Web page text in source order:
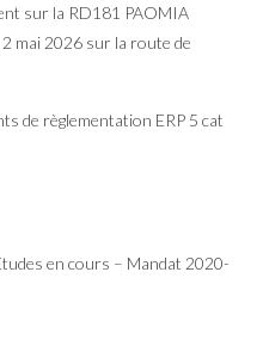
sur la RD181 PAOMIA
mai 2026 sur la route de
de règlementation ERP 5 cat
en cours – Mandat 2020-